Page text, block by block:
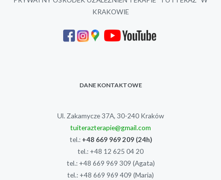
KRAKOWIE
DANE KONTAKTOWE
Ul. Zakamycze 37A, 30-240 Kraków
tuiterazterapie@gmail.com
tel.: +48 669 969 209(24h)
tel.: +48 12 625 04 20
tel.: +48 669 969 309 (Agata)
tel.: +48 669 969 409 (Maria)